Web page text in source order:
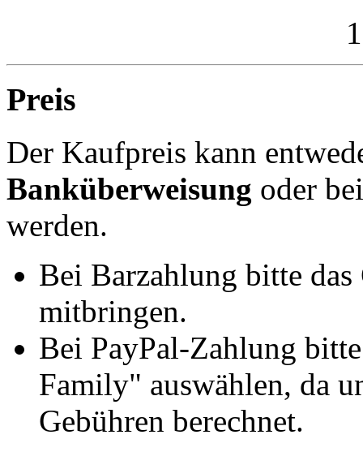
Preis
Der Kaufpreis kann
Banküberweisung oder
werden.
Bei Barzahlung bitte
mitbringen.
Bei PayPal-Zahlung
Family" auswählen, da
Gebühren berechnet.